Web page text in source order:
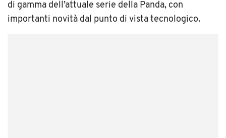
di gamma dell’attuale serie della Panda, con
importanti novità dal punto di vista tecnologico.